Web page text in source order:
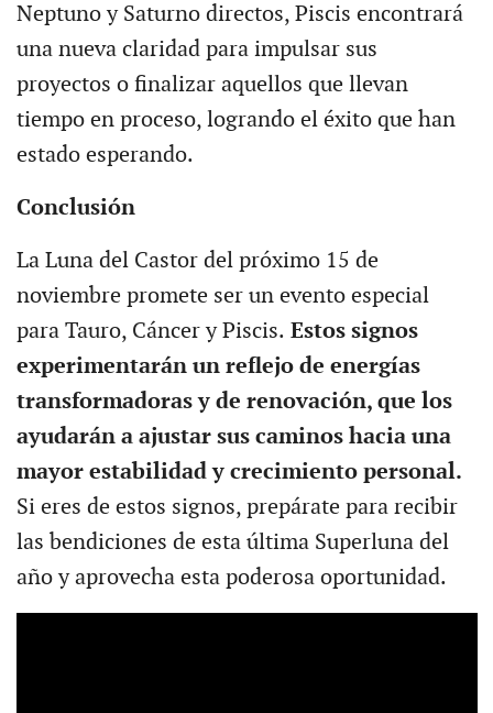
Neptuno y Saturno directos, Piscis encontrará
una nueva claridad para impulsar sus
proyectos o finalizar aquellos que llevan
tiempo en proceso, logrando el éxito que han
estado esperando.
Conclusión
La Luna del Castor del próximo 15 de
noviembre promete ser un evento especial
para Tauro, Cáncer y Piscis. Estos signos
experimentarán un reflejo de energías
transformadoras y de renovación, que los
ayudarán a ajustar sus caminos hacia una
mayor estabilidad y crecimiento personal.
Si eres de estos signos, prepárate para recibir
las bendiciones de esta última Superluna del
año y aprovecha esta poderosa oportunidad.